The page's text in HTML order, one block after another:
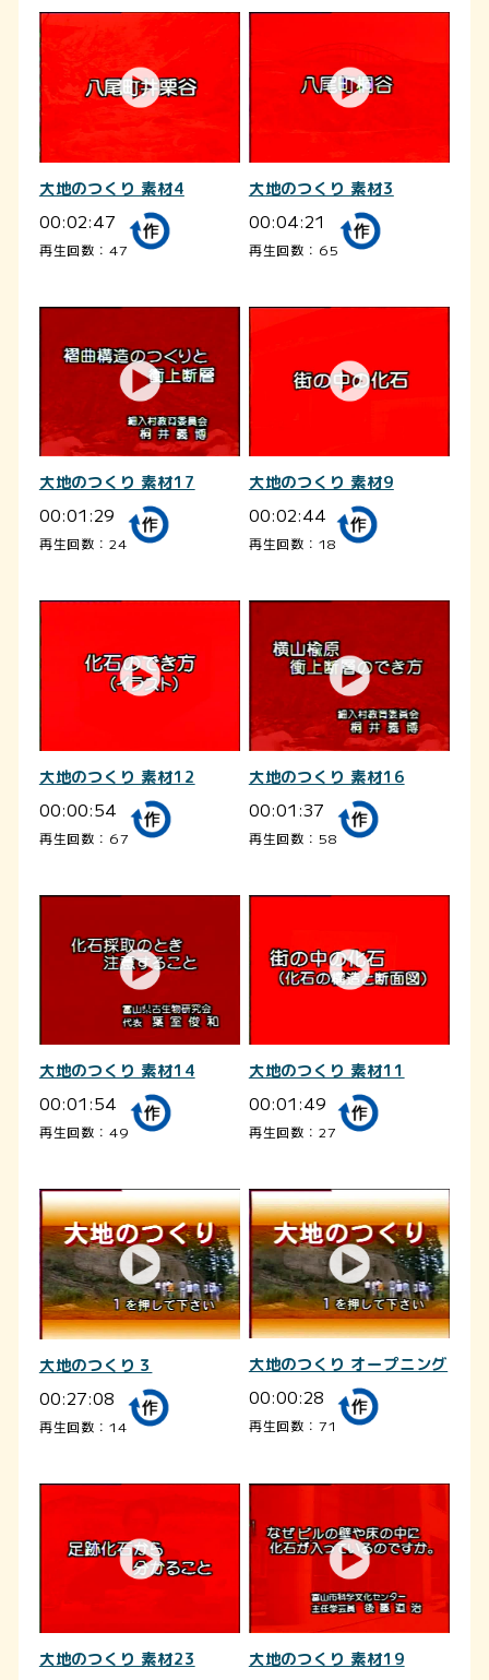
大地のつくり 素材4
00:02:47
再生回数：47
大地のつくり 素材3
00:04:21
再生回数：65
大地のつくり 素材17
00:01:29
再生回数：24
大地のつくり 素材9
00:02:44
再生回数：18
大地のつくり 素材12
00:00:54
再生回数：67
大地のつくり 素材16
00:01:37
再生回数：58
大地のつくり 素材14
00:01:54
再生回数：49
大地のつくり 素材11
00:01:49
再生回数：27
大地のつくり３
00:27:08
再生回数：14
大地のつくり オープニング
00:00:28
再生回数：71
大地のつくり 素材23 大地のつくり 素材19